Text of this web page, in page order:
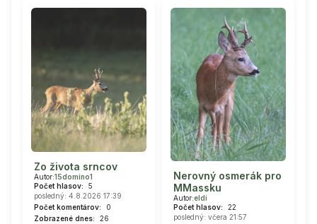
Zo života srncov
Autor:15domino1
Počet hlasov:
5
posledný: 4.8.2026 17:39
Počet komentárov:
0
Zobrazené dnes:
26
Nerovný osmerák pro
MMassku
Autor:eldi
Počet hlasov:
22
posledný: včera 21:57